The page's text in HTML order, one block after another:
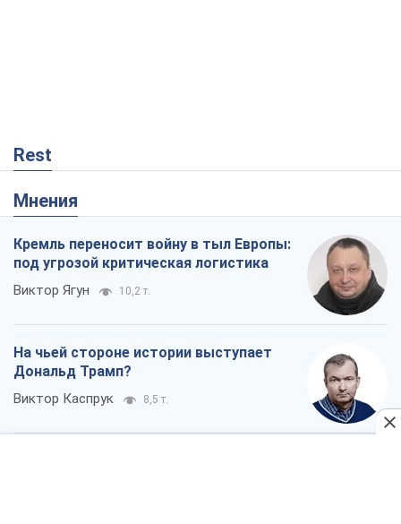
Rest
Мнения
Кремль переносит войну в тыл Европы:
под угрозой критическая логистика
Виктор Ягун 10,2 т.
На чьей стороне истории выступает
Дональд Трамп?
Виктор Каспрук 8,5 т.